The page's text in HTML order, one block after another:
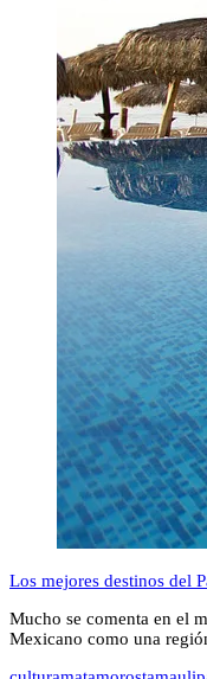
Los mejores destinos del
Mucho se comenta en el
Mexicano como una